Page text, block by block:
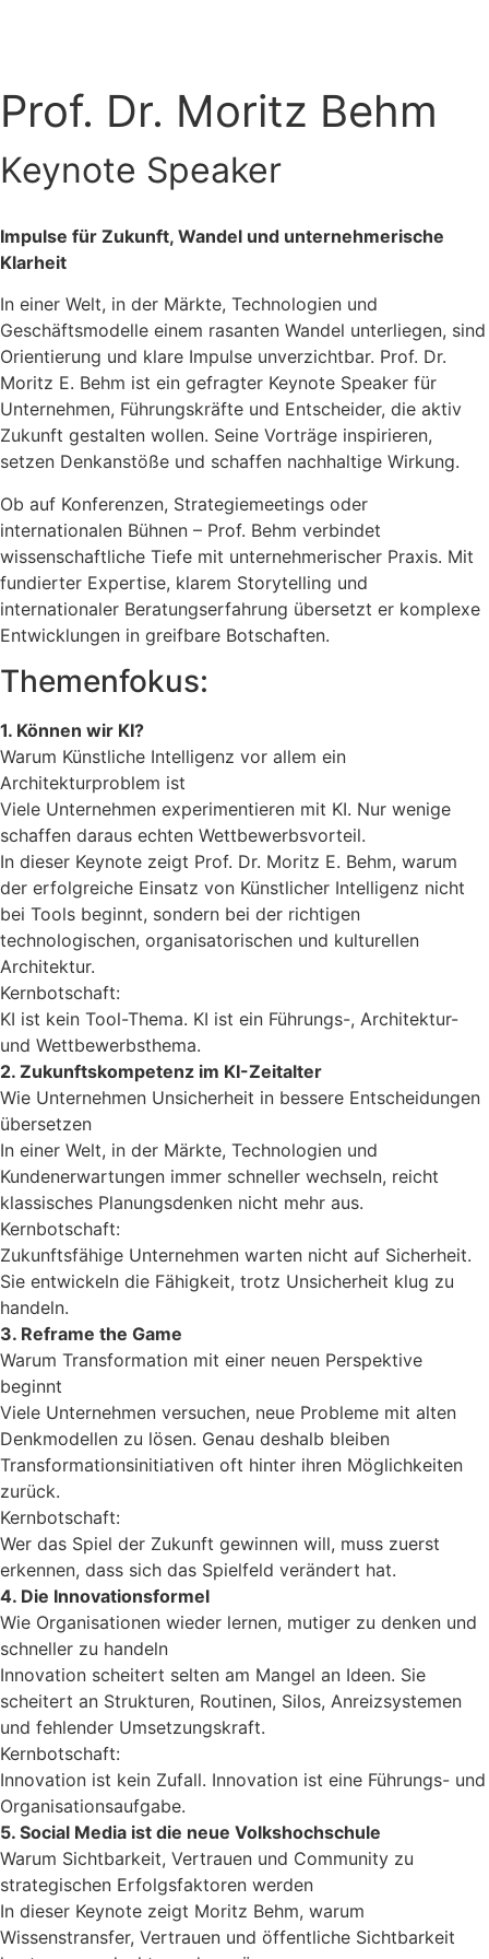
Prof. Dr. Moritz Behm
Keynote Speaker
Impulse für Zukunft, Wandel und unternehmerische
Klarheit
In einer Welt, in der Märkte, Technologien und
Geschäftsmodelle einem rasanten Wandel unterliegen, sind
Orientierung und klare Impulse unverzichtbar. Prof. Dr.
Moritz E. Behm ist ein gefragter Keynote Speaker für
Unternehmen, Führungskräfte und Entscheider, die aktiv
Zukunft gestalten wollen. Seine Vorträge inspirieren,
setzen Denkanstöße und schaffen nachhaltige Wirkung.
Ob auf Konferenzen, Strategiemeetings oder
internationalen Bühnen – Prof. Behm verbindet
wissenschaftliche Tiefe mit unternehmerischer Praxis. Mit
fundierter Expertise, klarem Storytelling und
internationaler Beratungserfahrung übersetzt er komplexe
Entwicklungen in greifbare Botschaften.
Themenfokus:
1. Können wir KI?
Warum Künstliche Intelligenz vor allem ein
Architekturproblem ist
Viele Unternehmen experimentieren mit KI. Nur wenige
schaffen daraus echten Wettbewerbsvorteil.
In dieser Keynote zeigt Prof. Dr. Moritz E. Behm, warum
der erfolgreiche Einsatz von Künstlicher Intelligenz nicht
bei Tools beginnt, sondern bei der richtigen
technologischen, organisatorischen und kulturellen
Architektur.
Kernbotschaft:
KI ist kein Tool-Thema. KI ist ein Führungs-, Architektur-
und Wettbewerbsthema.
2. Zukunftskompetenz im KI-Zeitalter
Wie Unternehmen Unsicherheit in bessere Entscheidungen
übersetzen
In einer Welt, in der Märkte, Technologien und
Kundenerwartungen immer schneller wechseln, reicht
klassisches Planungsdenken nicht mehr aus.
Kernbotschaft:
Zukunftsfähige Unternehmen warten nicht auf Sicherheit.
Sie entwickeln die Fähigkeit, trotz Unsicherheit klug zu
handeln.
3. Reframe the Game
Warum Transformation mit einer neuen Perspektive
beginnt
Viele Unternehmen versuchen, neue Probleme mit alten
Denkmodellen zu lösen. Genau deshalb bleiben
Transformationsinitiativen oft hinter ihren Möglichkeiten
zurück.
Kernbotschaft:
Wer das Spiel der Zukunft gewinnen will, muss zuerst
erkennen, dass sich das Spielfeld verändert hat.
4. Die Innovationsformel
Wie Organisationen wieder lernen, mutiger zu denken und
schneller zu handeln
Innovation scheitert selten am Mangel an Ideen. Sie
scheitert an Strukturen, Routinen, Silos, Anreizsystemen
und fehlender Umsetzungskraft.
Kernbotschaft:
Innovation ist kein Zufall. Innovation ist eine Führungs- und
Organisationsaufgabe.
5. Social Media ist die neue Volkshochschule
Warum Sichtbarkeit, Vertrauen und Community zu
strategischen Erfolgsfaktoren werden
In dieser Keynote zeigt Moritz Behm, warum
Wissenstransfer, Vertrauen und öffentliche Sichtbarkeit